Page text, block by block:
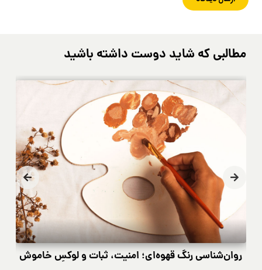
مطالبی که شاید دوست داشته باشید
روان‌شناسی رنگ قهوه‌ای؛ امنیت، ثبات و لوکسِ خاموش